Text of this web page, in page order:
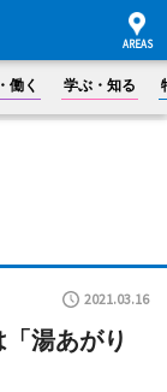
働く 学ぶ・知る
2021.03.16
湯あがり